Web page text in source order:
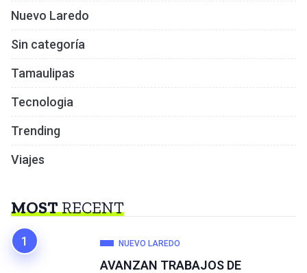
Nuevo Laredo
Sin categoría
Tamaulipas
Tecnologia
Trending
Viajes
MOSTRECENT
NUEVO LAREDO
AVANZAN TRABAJOS DE